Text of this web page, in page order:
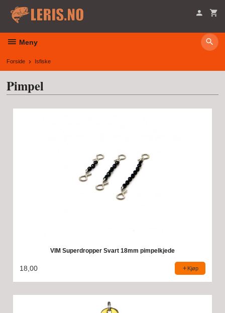
innholdet
Meny
Forside Isfiske
Pimpel
VIM Superdropper Svart 18mm pimpelkjede
18,00 Kjøp